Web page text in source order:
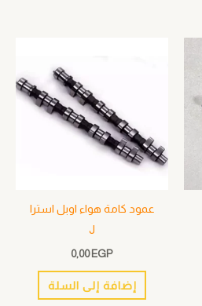
عمود كامة هواء اوبل استرا
J
0,00EGP
إضافة إلى السلة